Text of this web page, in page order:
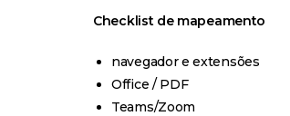
Checklist de mapeamento
navegador e extensões
Office / PDF
Teams/Zoom